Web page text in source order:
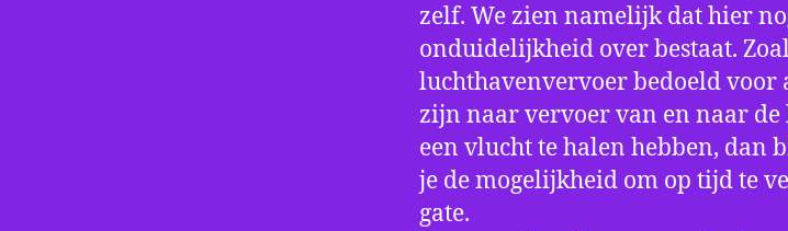
zelf. We zien namelijk dat hier
onduidelijkheid over bestaat.
luchthavenvervoer bedoeld voor
zijn naar vervoer van en naar de
een vlucht te halen hebben, dan
je de mogelijkheid om op tijd te
gate.